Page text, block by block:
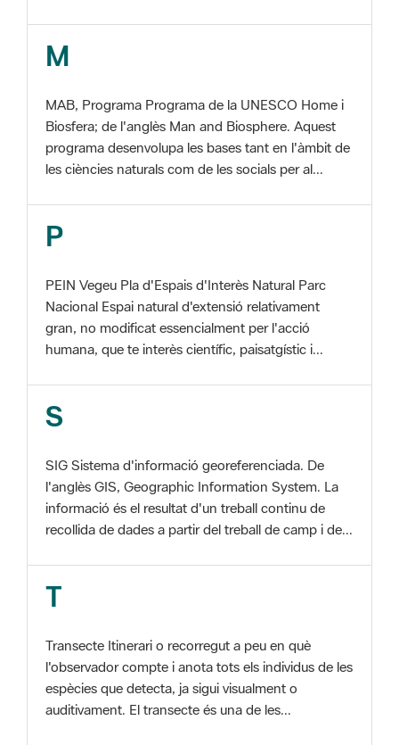
Biosfera; de l'anglès Man and Biosphere. Aquest
les ciències naturals com de les socials per al...
P
Nacional Espai natural d'extensió relativament
humana, que te interès científic, paisatgístic i...
S
l'anglès GIS, Geographic Information System. La
recollida de dades a partir del treball de camp i de...
T
auditivament. El transecte és una de les...
V